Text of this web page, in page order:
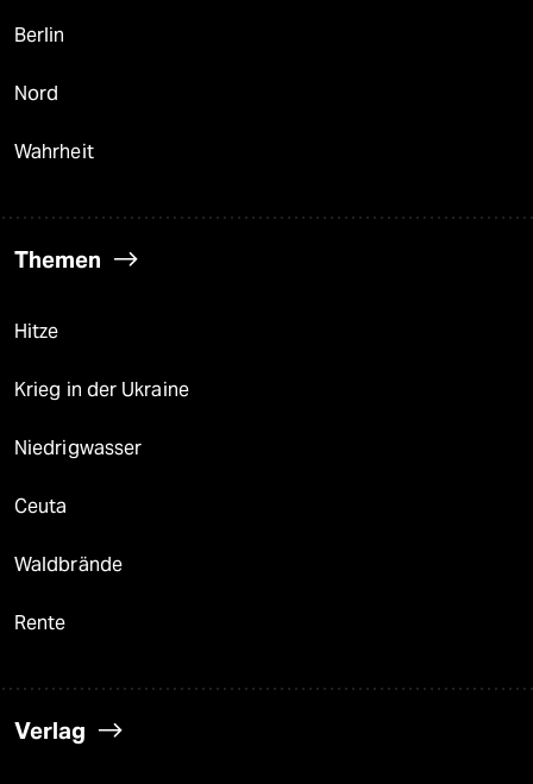
Berlin
Nord
Wahrheit
Themen
Hitze
Krieg in der Ukraine
Niedrigwasser
Ceuta
Waldbrände
Rente
Verlag